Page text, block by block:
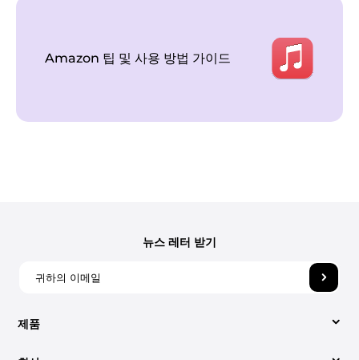
Amazon 팁 및 사용 방법 가이드
제품
뉴스 레터 받기